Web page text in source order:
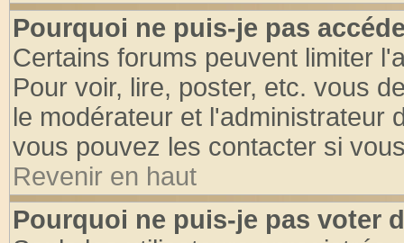
Pourquoi ne puis-je pas
Certains forums peuvent limiter
Pour voir, lire, poster, etc. vous
le modérateur et l'administrateur
vous pouvez les contacter si
Revenir en haut
Pourquoi ne puis-je pas voter